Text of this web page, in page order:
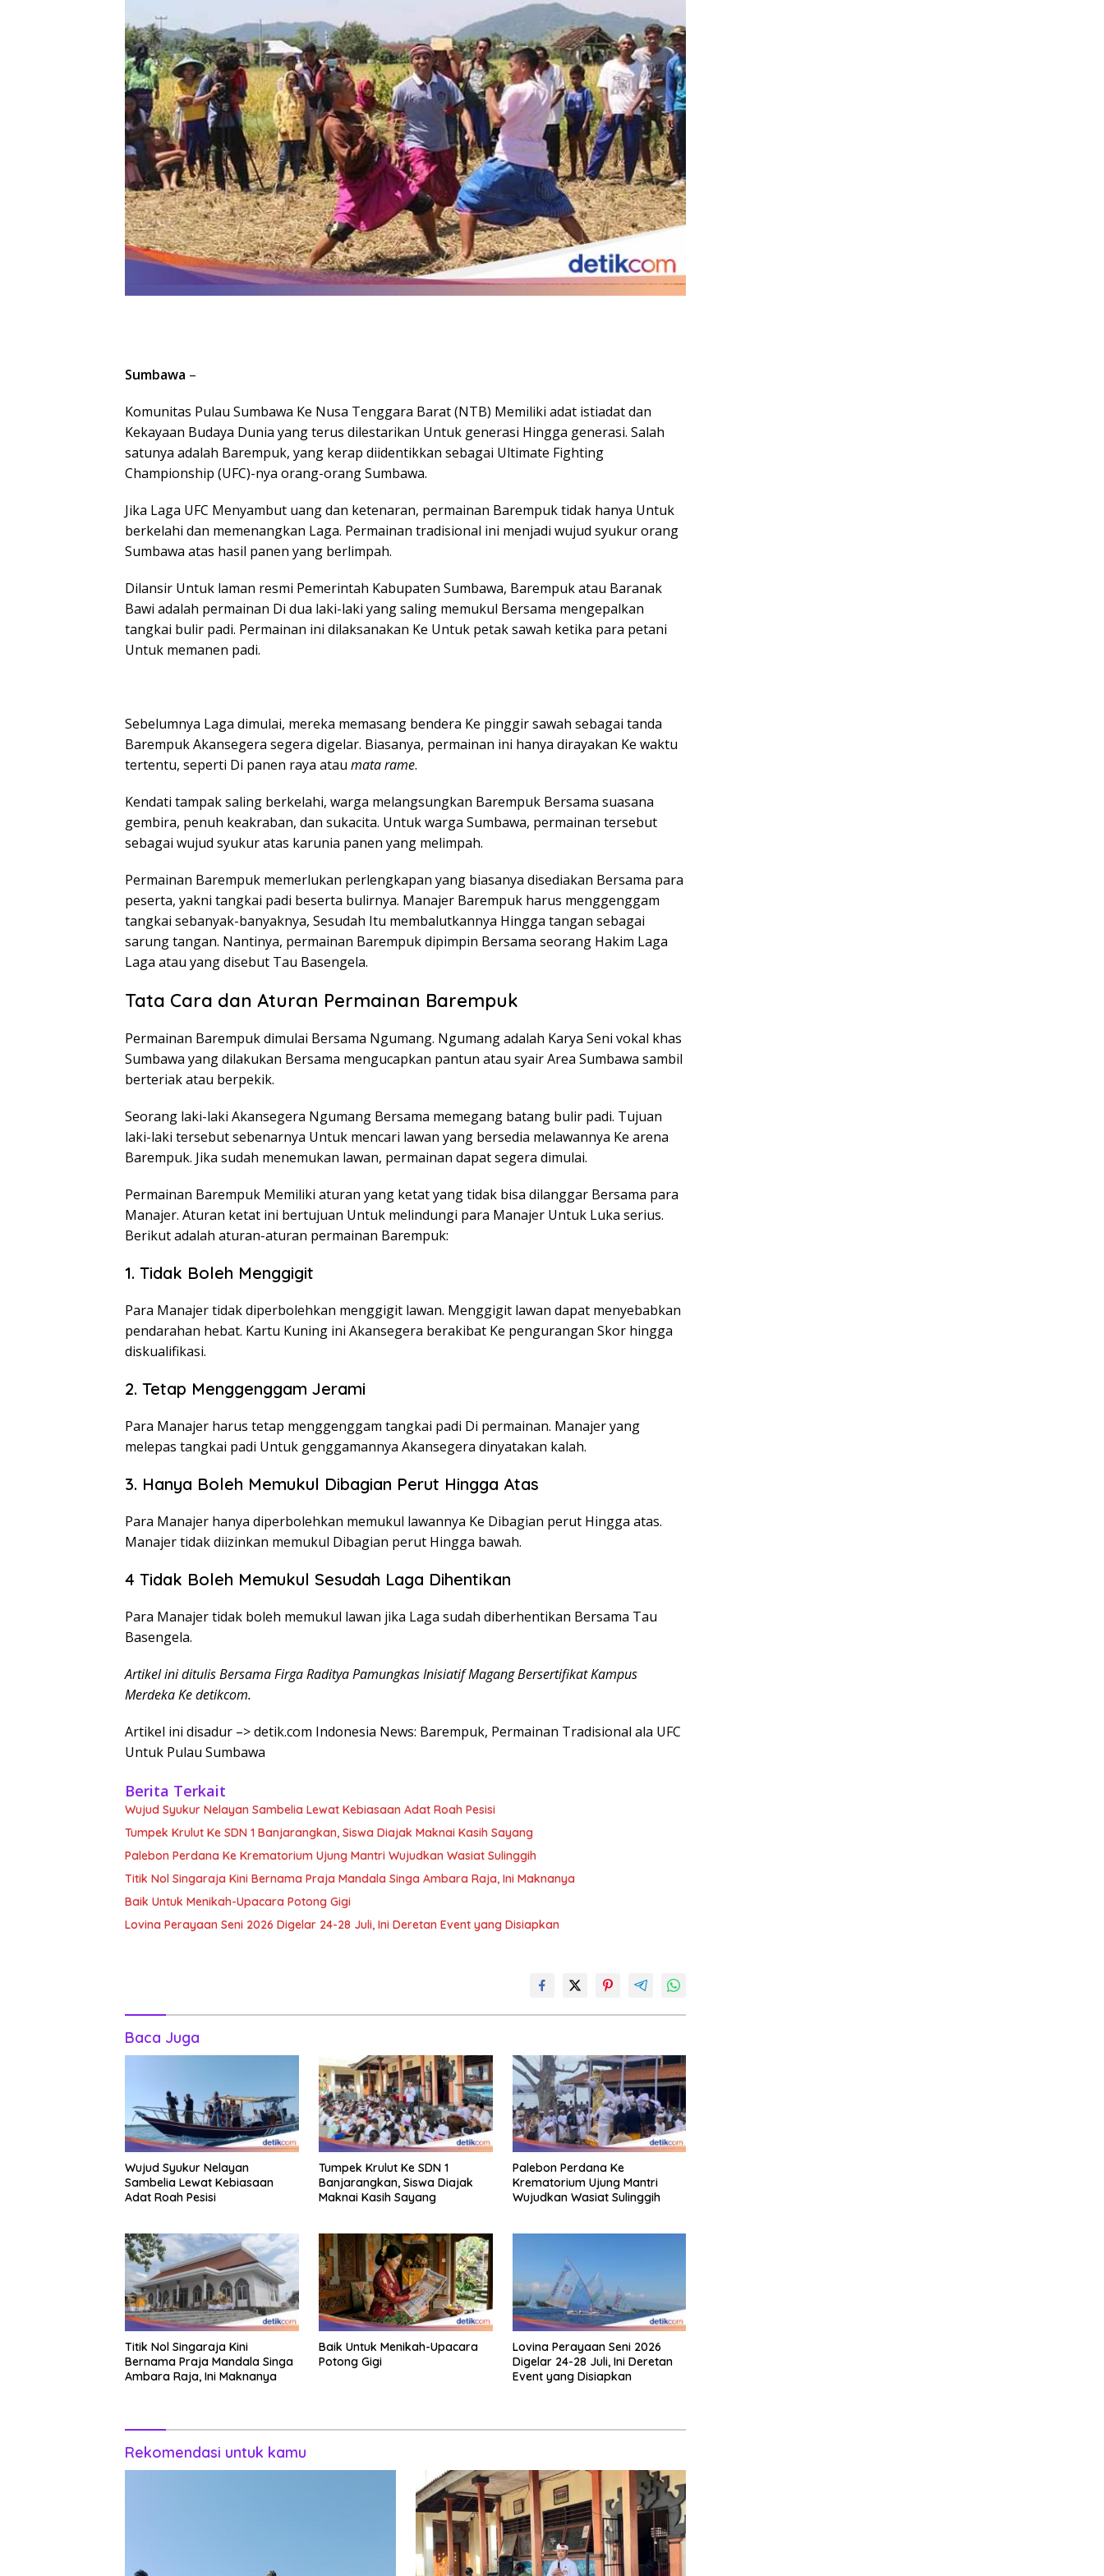
Sumbawa –
Komunitas Pulau Sumbawa Ke Nusa Tenggara Barat (NTB) Memiliki adat istiadat dan
Kekayaan Budaya Dunia yang terus dilestarikan Untuk generasi Hingga generasi. Salah
satunya adalah Barempuk, yang kerap diidentikkan sebagai Ultimate Fighting
Championship (UFC)-nya orang-orang Sumbawa.
Jika Laga UFC Menyambut uang dan ketenaran, permainan Barempuk tidak hanya Untuk
berkelahi dan memenangkan Laga. Permainan tradisional ini menjadi wujud syukur orang
Sumbawa atas hasil panen yang berlimpah.
Dilansir Untuk laman resmi Pemerintah Kabupaten Sumbawa, Barempuk atau Baranak
Bawi adalah permainan Di dua laki-laki yang saling memukul Bersama mengepalkan
tangkai bulir padi. Permainan ini dilaksanakan Ke Untuk petak sawah ketika para petani
Untuk memanen padi.
Sebelumnya Laga dimulai, mereka memasang bendera Ke pinggir sawah sebagai tanda
Barempuk Akansegera segera digelar. Biasanya, permainan ini hanya dirayakan Ke waktu
tertentu, seperti Di panen raya atau mata rame.
Kendati tampak saling berkelahi, warga melangsungkan Barempuk Bersama suasana
gembira, penuh keakraban, dan sukacita. Untuk warga Sumbawa, permainan tersebut
sebagai wujud syukur atas karunia panen yang melimpah.
Permainan Barempuk memerlukan perlengkapan yang biasanya disediakan Bersama para
peserta, yakni tangkai padi beserta bulirnya. Manajer Barempuk harus menggenggam
tangkai sebanyak-banyaknya, Sesudah Itu membalutkannya Hingga tangan sebagai
sarung tangan. Nantinya, permainan Barempuk dipimpin Bersama seorang Hakim Laga
Laga atau yang disebut Tau Basengela.
Tata Cara dan Aturan Permainan Barempuk
Permainan Barempuk dimulai Bersama Ngumang. Ngumang adalah Karya Seni vokal khas
Sumbawa yang dilakukan Bersama mengucapkan pantun atau syair Area Sumbawa sambil
berteriak atau berpekik.
Seorang laki-laki Akansegera Ngumang Bersama memegang batang bulir padi. Tujuan
laki-laki tersebut sebenarnya Untuk mencari lawan yang bersedia melawannya Ke arena
Barempuk. Jika sudah menemukan lawan, permainan dapat segera dimulai.
Permainan Barempuk Memiliki aturan yang ketat yang tidak bisa dilanggar Bersama para
Manajer. Aturan ketat ini bertujuan Untuk melindungi para Manajer Untuk Luka serius.
Berikut adalah aturan-aturan permainan Barempuk:
1. Tidak Boleh Menggigit
Para Manajer tidak diperbolehkan menggigit lawan. Menggigit lawan dapat menyebabkan
pendarahan hebat. Kartu Kuning ini Akansegera berakibat Ke pengurangan Skor hingga
diskualifikasi.
2. Tetap Menggenggam Jerami
Para Manajer harus tetap menggenggam tangkai padi Di permainan. Manajer yang
melepas tangkai padi Untuk genggamannya Akansegera dinyatakan kalah.
3. Hanya Boleh Memukul Dibagian Perut Hingga Atas
Para Manajer hanya diperbolehkan memukul lawannya Ke Dibagian perut Hingga atas.
Manajer tidak diizinkan memukul Dibagian perut Hingga bawah.
4 Tidak Boleh Memukul Sesudah Laga Dihentikan
Para Manajer tidak boleh memukul lawan jika Laga sudah diberhentikan Bersama Tau
Basengela.
Artikel ini ditulis Bersama Firga Raditya Pamungkas Inisiatif Magang Bersertifikat Kampus
Merdeka Ke detikcom.
Artikel ini disadur –> detik.com Indonesia News: Barempuk, Permainan Tradisional ala UFC
Untuk Pulau Sumbawa
Berita Terkait
Wujud Syukur Nelayan Sambelia Lewat Kebiasaan Adat Roah Pesisi
Tumpek Krulut Ke SDN 1 Banjarangkan, Siswa Diajak Maknai Kasih Sayang
Palebon Perdana Ke Krematorium Ujung Mantri Wujudkan Wasiat Sulinggih
Titik Nol Singaraja Kini Bernama Praja Mandala Singa Ambara Raja, Ini Maknanya
Baik Untuk Menikah-Upacara Potong Gigi
Lovina Perayaan Seni 2026 Digelar 24-28 Juli, Ini Deretan Event yang Disiapkan
Baca Juga
Wujud Syukur Nelayan
Sambelia Lewat Kebiasaan
Adat Roah Pesisi
Tumpek Krulut Ke SDN 1
Banjarangkan, Siswa Diajak
Maknai Kasih Sayang
Palebon Perdana Ke
Krematorium Ujung Mantri
Wujudkan Wasiat Sulinggih
Titik Nol Singaraja Kini
Bernama Praja Mandala Singa
Ambara Raja, Ini Maknanya
Baik Untuk Menikah-Upacara
Potong Gigi
Lovina Perayaan Seni 2026
Digelar 24-28 Juli, Ini Deretan
Event yang Disiapkan
Rekomendasi untuk kamu